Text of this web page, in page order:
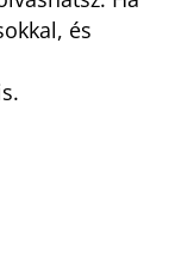
és